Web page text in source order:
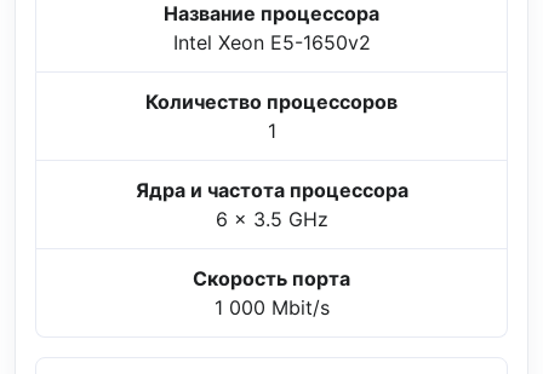
Название процессора
Intel Xeon E5-1650v2
Количество процессоров
1
Ядра и частота процессора
6 x 3.5 GHz
Скорость порта
1 000 Mbit/s